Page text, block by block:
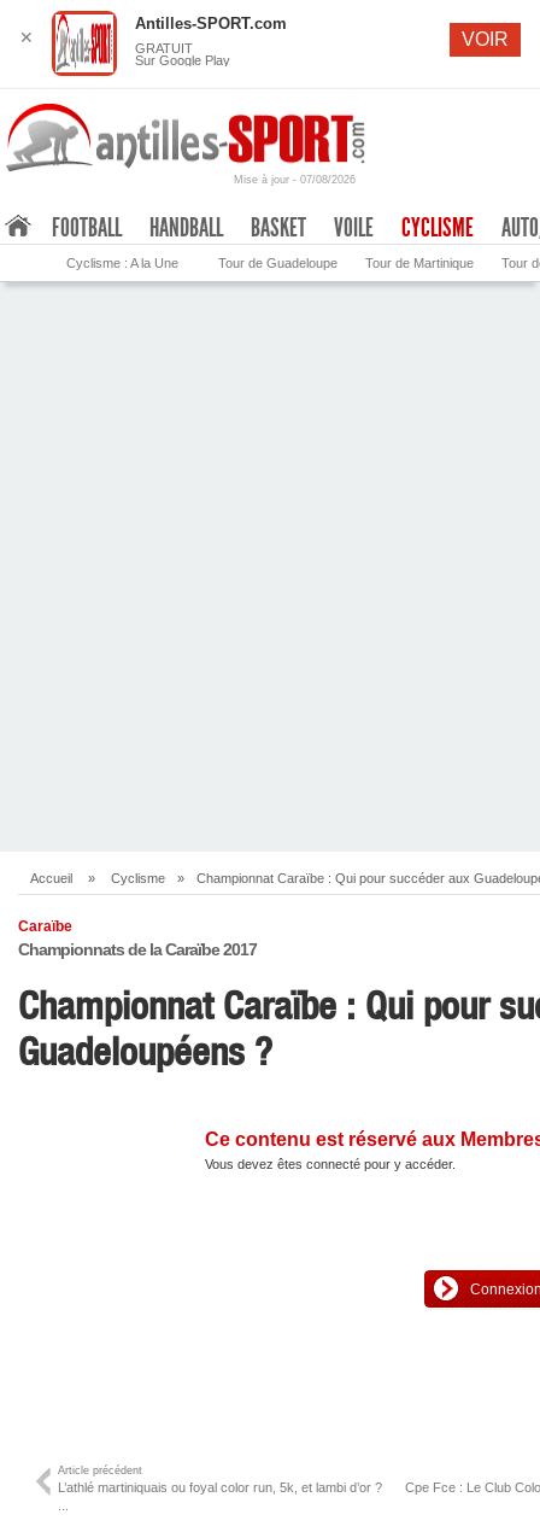
Se connecter S'inscrire
Mise à jour - 07/08/2026
FOOTBALL HANDBALL BASKET VOILE CYCLISME
Cyclisme : A la Une Tour de Guadeloupe Tour de Martinique Tour
Accueil » Cyclisme » Championnat Caraïbe : Qui pour succéder aux
Caraïbe
Championnats de la Caraïbe 2017
Championnat Caraïbe : Qui pour
Guadeloupéens ?
Ce contenu est réservé aux
Vous devez êtes connecté pour y accéder.
Article précédent
L’athlé martiniquais ou foyal color run, 5k, et lambi d’or ?
Cpe Fce : Le Club
✕
Antilles-SPORT.com
GRATUIT
Sur Google Play
VOIR